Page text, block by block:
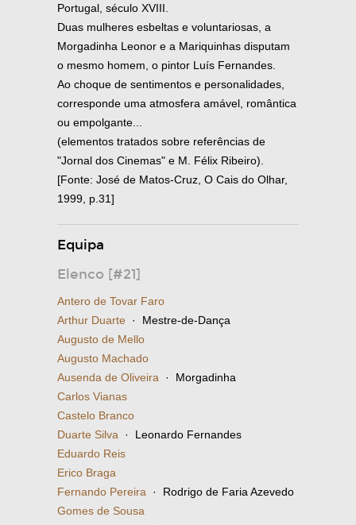
Portugal, século XVIII.
Duas mulheres esbeltas e voluntariosas, a
Morgadinha Leonor e a Mariquinhas disputam
o mesmo homem, o pintor Luís Fernandes.
Ao choque de sentimentos e personalidades,
corresponde uma atmosfera amável, romântica
ou empolgante...
(elementos tratados sobre referências de
"Jornal dos Cinemas" e M. Félix Ribeiro).
[Fonte: José de Matos-Cruz, O Cais do Olhar,
1999, p.31]
Equipa
Elenco [#21]
Antero de Tovar Faro
Arthur Duarte · Mestre-de-Dança
Augusto de Mello
Augusto Machado
Ausenda de Oliveira · Morgadinha
Carlos Vianas
Castelo Branco
Duarte Silva · Leonardo Fernandes
Eduardo Reis
Erico Braga
Fernando Pereira · Rodrigo de Faria Azevedo
Gomes de Sousa